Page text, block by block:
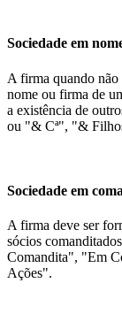
Sociedade em
A firma quando
nome ou firma de
a existência de
ou "& Cª", "&
Sociedade em
A firma deve ser
sócios
Comandita", "Em
Ações".